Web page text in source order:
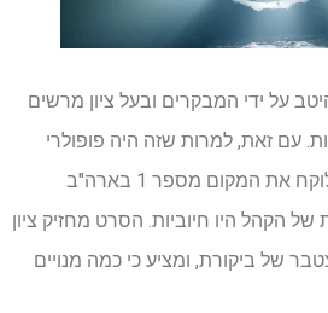
על ידי המבקרים ובעל ציון מרשים
רקובות. עם זאת, למרות שזה היה פופולרי
מאוד בנטפליקס, כשהוא לוקח את המקום מספר 1 בארה"ב
של הקהל היו חיוביות. הסרט מחזיק ציון
המצטבר של ביקורת, ומציע כי כמה מנויים